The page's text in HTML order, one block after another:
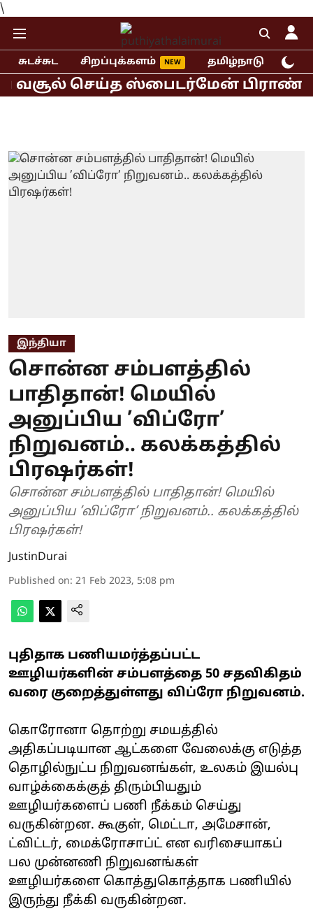
\
சுடச்சுட சிறப்புக்களம் தமிழ்நாடு
செய்த ஸ்பைடர்மேன் பிராண்ட்
இந்தியா
சொன்ன சம்பளத்தில்
பாதிதான்! மெயில்
அனுப்பிய ’விப்ரோ’
நிறுவனம்.. கலக்கத்தில்
பிர‌ஷர்கள்!
சொன்ன சம்பளத்தில் பாதிதான்! மெயில்
அனுப்பிய ’விப்ரோ’ நிறுவனம்.. கலக்கத்தில்
பிர‌ஷர்கள்!
JustinDurai
Published on: 21 Feb 2023, 5:08 pm
புதிதாக பணியமர்த்தப்பட்ட
ஊழியர்களின் சம்பளத்தை 50 சதவிகிதம்
வரை குறைத்துள்ளது விப்ரோ நிறுவனம்.
கொரோனா தொற்று சமயத்தில்
அதிகப்படியான ஆட்களை வேலைக்கு எடுத்த
தொழில்நுட்ப நிறுவனங்கள், உலகம் இயல்பு
வாழ்க்கைக்குத் திரும்பியதும்
ஊழியர்களைப் பணி நீக்கம் செய்து
வருகின்றன. கூகுள், மெட்டா, அமேசான்,
ட்விட்டர், மைக்ரோசாப்ட் என வரிசையாகப்
பல முன்னணி நிறுவனங்கள்
ஊழியர்களை கொத்துகொத்தாக பணியில்
இருந்து நீக்கி வருகின்றன.